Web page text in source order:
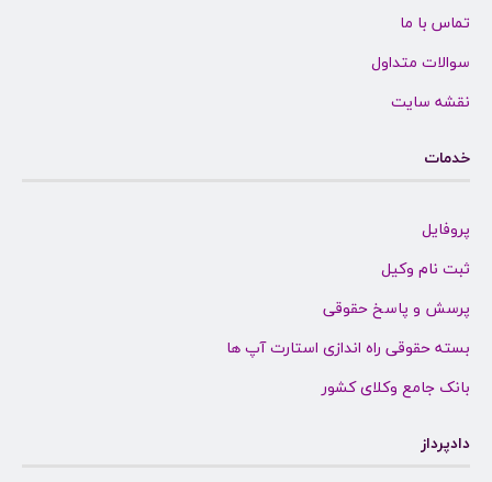
تماس با ما
سوالات متداول
نقشه سایت
خدمات
پروفایل
ثبت نام وکیل
پرسش و پاسخ حقوقی
بسته حقوقی راه اندازی استارت آپ ها
بانک جامع وکلای کشور
دادپرداز